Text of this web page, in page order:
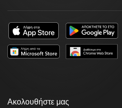
Ακολουθήστε μας